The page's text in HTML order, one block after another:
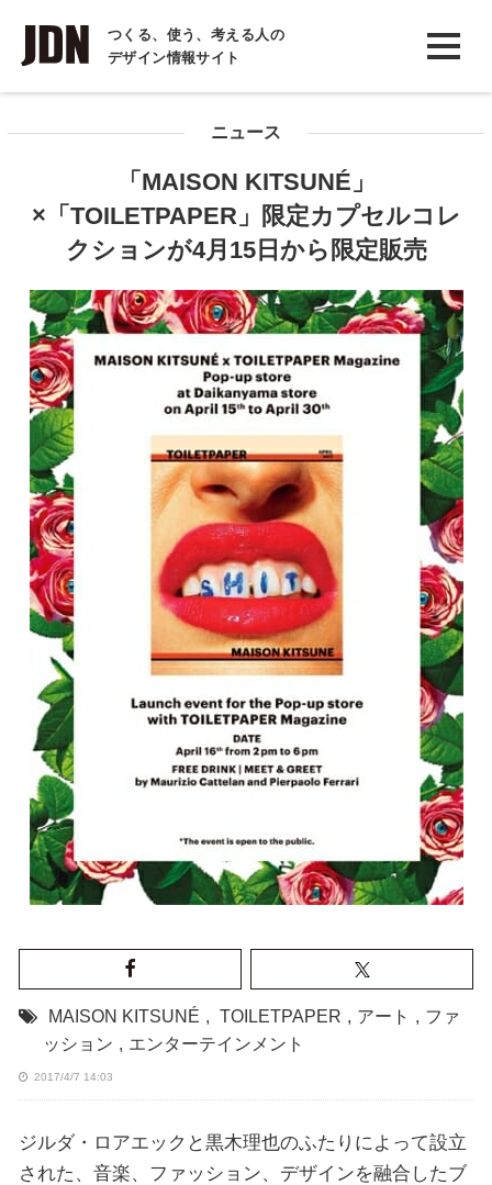
つくる、使う、考える人の
デザイン情報サイト
INTERVIEW
インタビュー
COLUMN
コラム
ニュース
「MAISON KITSUNÉ」
×「TOILETPAPER」限定カプセルコレ
クションが4月15日から限定販売
MAISON KITSUNÉ , TOILETPAPER , アート , ファ
ッション , エンターテインメント
2017/4/7 14:03
ジルダ・ロアエックと黒木理也のふたりによって設立
された、音楽、ファッション、デザインを融合したブ